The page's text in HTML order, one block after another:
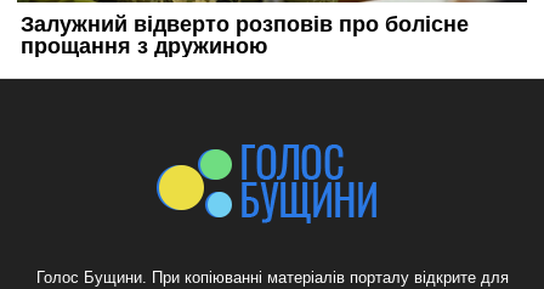
Голос Бущини. При копіюванні матеріалів порталу відкрите для